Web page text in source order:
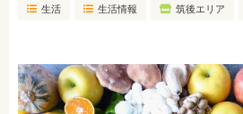
美容・健康
歯医者・病院
生活 生活情報 筑後エリア